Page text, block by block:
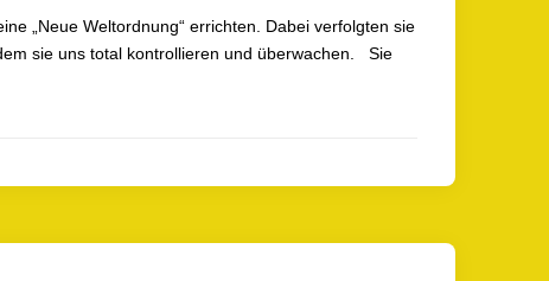
„Neue Weltordnung“ errichten. Dabei verfolgten sie
sie uns total kontrollieren und überwachen. Sie